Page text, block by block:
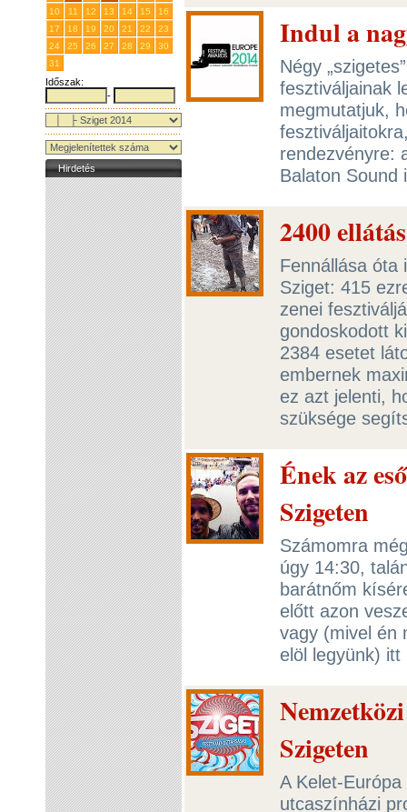
10
11 12 13 14 15
16
17
18 19 20 21 22
23
24
25 26 27 28 29
30
31
Időszak:
-
Hirdetés
Indul a
Négy
fesztiváljainak
megmutatjuk,
rendezvényre:
Balaton
2400
Fennállása óta
Sziget: 415
zenei
gondoskodott
2384 esetet
embernek
ez azt jelenti,
szüksége
Ének az
Szigeten
Számomra
úgy 14:30,
barátnőm
előtt azon
vagy (mivel én
elöl legyünk)
Szigeten
A Kelet-
utcaszínházi